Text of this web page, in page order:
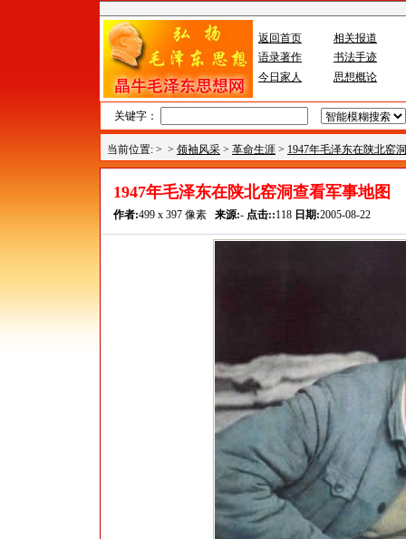
返回首页
相关报道
语录著作
书法手迹
今日家人
思想概论
关键字：
当前位置: > > 领袖风采 > 革命生涯 > 1947年毛泽东在陕北窑
1947年毛泽东在陕北窑洞查看军事地图
作者:499 x 397 像素 来源:- 点击::118 日期:2005-08-22